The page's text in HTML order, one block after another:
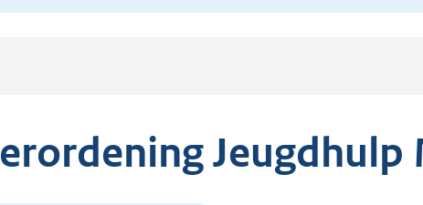
Jeugdhulp